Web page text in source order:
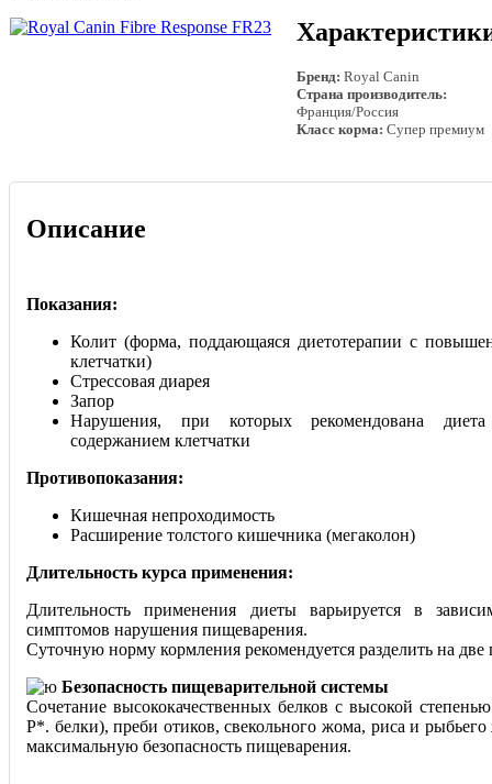
Бренд: Royal Canin
Страна производитель:
Франция/Россия
Класс корма: Супер премиум
Описание
Показания:
Колит (форма, поддающаяся диетотерапии с
клетчатки)
Стрессовая диарея
Запор
Нарушения, при которых рекомендована
содержанием клетчатки
Противопоказания:
Кишечная непроходимость
Расширение толстого кишечника (мегаколон)
Длительность курса применения:
Длительность применения диеты варьируется в
симптомов нарушения пищеварения.
Суточную норму кормления рекомендуется разделить на
Безопасность пищеварительной системы
Сочетание высококачественных белков с высокой
P*. белки), преби отиков, свекольного жома, риса и рыбьего
максимальную безопасность пищеварения.